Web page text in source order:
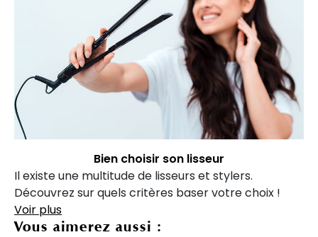
Bien choisir son lisseur
Il existe une multitude de lisseurs et stylers.
Découvrez sur quels critères baser votre choix !
Voir plus
Vous aimerez aussi :